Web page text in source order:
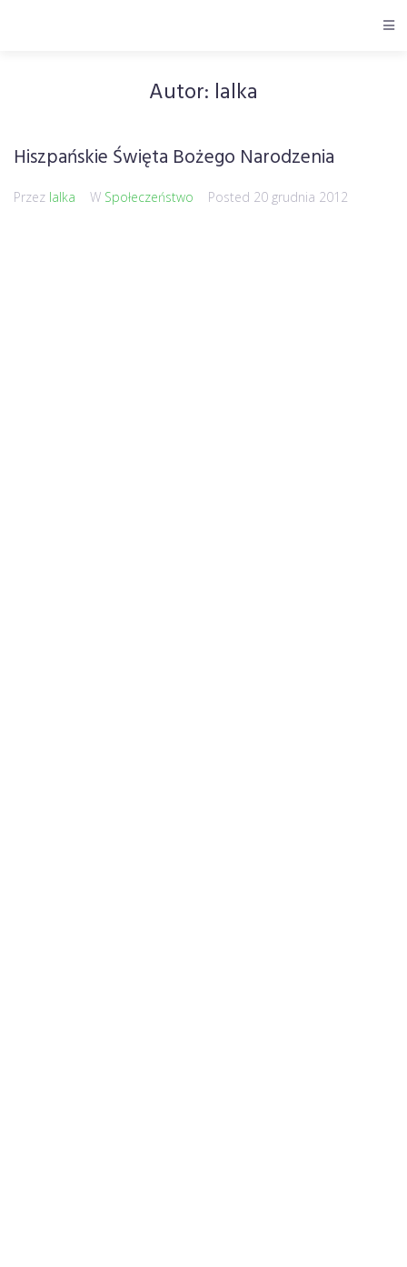
Autor: lalka
Hiszpańskie Święta Bożego Narodzenia
Przez lalka W Społeczeństwo Posted 20 grudnia 2012